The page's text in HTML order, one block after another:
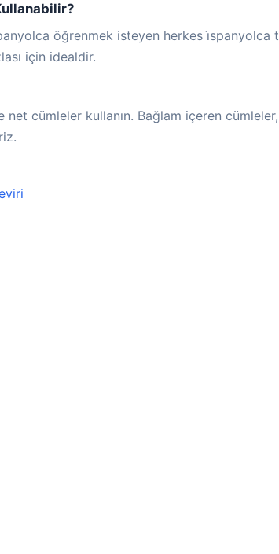
öğrenmek isteyen herkes i̇spanyolca
için idealdir.
net cümleler kullanın. Bağlam içeren